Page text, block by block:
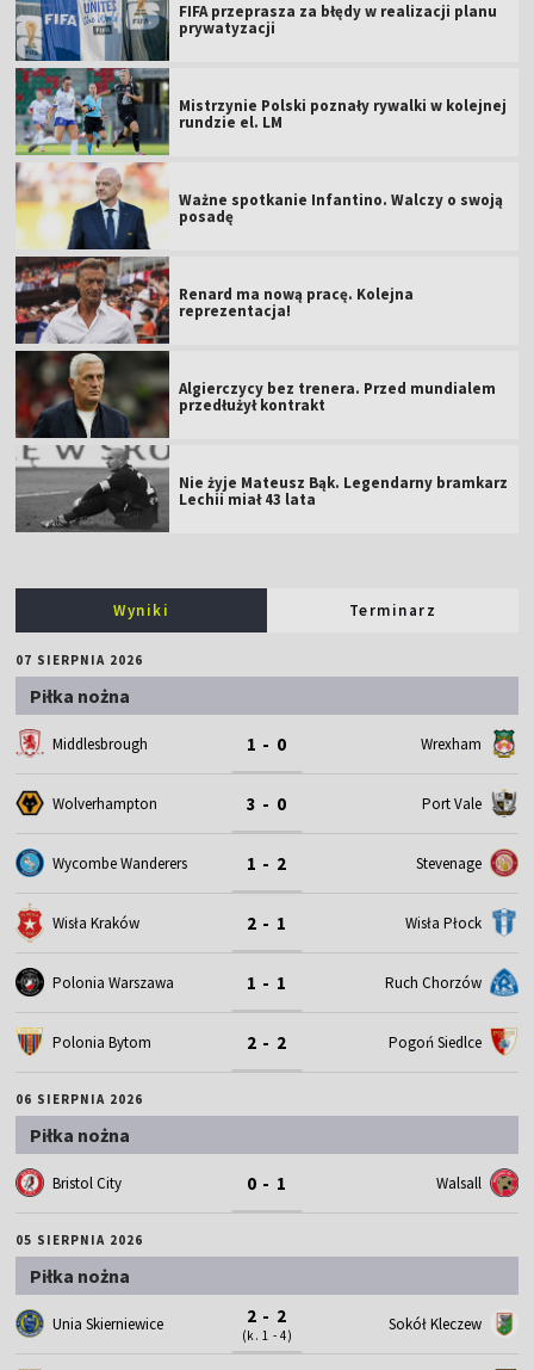
FIFA przeprasza za błędy w realizacji planu
prywatyzacji
Mistrzynie Polski poznały rywalki w kolejnej
rundzie el. LM
Ważne spotkanie Infantino. Walczy o swoją
posadę
Renard ma nową pracę. Kolejna
reprezentacja!
Algierczycy bez trenera. Przed mundialem
przedłużył kontrakt
Nie żyje Mateusz Bąk. Legendarny bramkarz
Lechii miał 43 lata
Wyniki Terminarz
07 SIERPNIA 2026
Piłka nożna
Middlesbrough 1 - 0 Wrexham
Wolverhampton 3 - 0 Port Vale
Wycombe Wanderers 1 - 2 Stevenage
Wisła Kraków 2 - 1 Wisła Płock
Polonia Warszawa 1 - 1 Ruch Chorzów
Polonia Bytom 2 - 2 Pogoń Siedlce
06 SIERPNIA 2026
Piłka nożna
Bristol City 0 - 1 Walsall
05 SIERPNIA 2026
Piłka nożna
Unia Skierniewice 2 - 2
(k. 1 - 4)
Sokół Kleczew